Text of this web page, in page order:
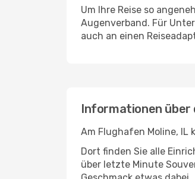
Um Ihre Reise so
Augenverband. Für
auch an einen
Informationen über
Am Flughafen Moline,
Dort finden Sie alle
über letzte Minute